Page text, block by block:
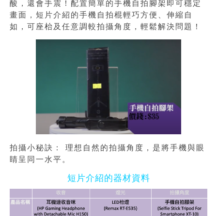
酸，還會手震！配置簡單的手機自拍腳架即可穩定
畫面，短片介紹的手機自拍棍輕巧方便、伸縮自
如，可座枱及任意調較拍攝角度，輕鬆解決問題！
拍攝小秘訣： 理想自然的拍攝角度，是將手機與眼
睛呈同一水平。
短片介紹的器材資料